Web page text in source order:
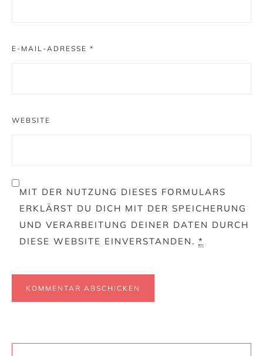
E-MAIL-ADRESSE *
WEBSITE
MIT DER NUTZUNG DIESES FORMULARS
ERKLÄRST DU DICH MIT DER SPEICHERUNG
UND VERARBEITUNG DEINER DATEN DURCH
DIESE WEBSITE EINVERSTANDEN. *